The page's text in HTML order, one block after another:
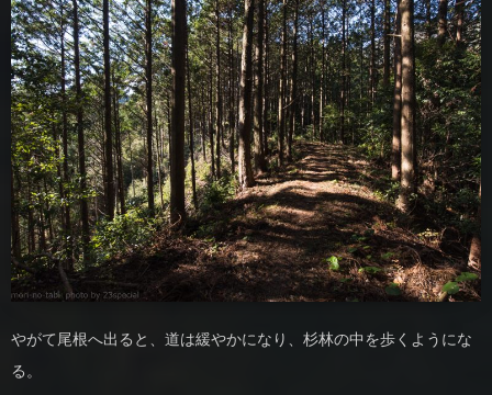
やがて尾根へ出ると、道は緩やかになり、杉林の中を歩くようにな
る。